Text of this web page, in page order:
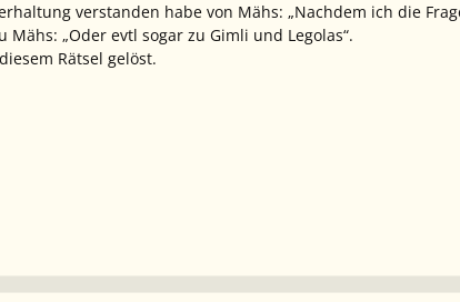
verstanden habe von Mähs: „Nachdem ich die
„Oder evtl sogar zu Gimli und Legolas“.
Rätsel gelöst.